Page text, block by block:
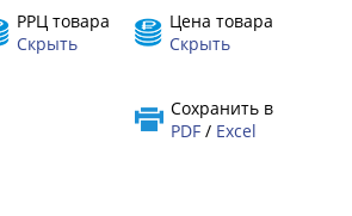
Цена товара
Скрыть
РРЦ товара
Скрыть
Сохранить в
PDF/ Excel